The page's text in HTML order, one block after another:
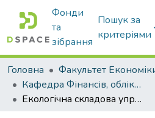
Фонди
та
зібрання
Пошук за
критеріями
Головна
Кафедра Фінансів, обліку і оподаткування
Екологічна складова управлінського обліку